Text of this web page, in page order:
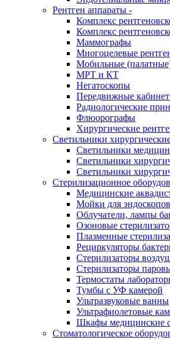
Рентген аппараты -
Комплекс
Комплекс
Маммографы
Многоцелевые
Мобильные
МРТ и КТ
Негатоскопы
Передвижные
Радиологические
Флюорографы
Хирургические
Светильники
Светильники
Светильники
Светильники
Стерилизационное
Медицинские
Мойки для эндоскопов
Облучатели, лампы
Озоновые
Плазменные
Рециркуляторы
Стерилизаторы
Стерилизаторы
Термостаты
Тумбы с УФ камерой
Ультразвуковые ванны
Ультрафиолетовые
Шкафы медицинские
Стоматологическое